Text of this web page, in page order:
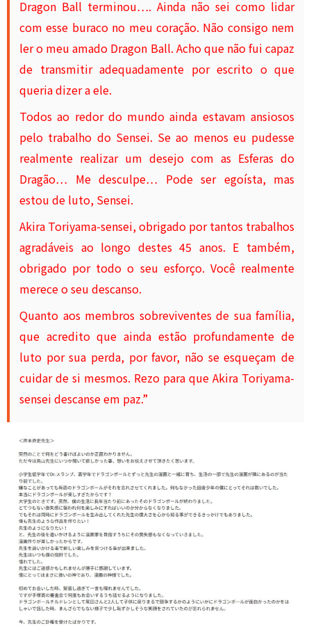
Dragon Ball terminou…. Ainda não sei como lidar
com esse buraco no meu coração. Não consigo nem
ler o meu amado Dragon Ball. Acho que não fui capaz
de transmitir adequadamente por escrito o que
queria dizer a ele.
Todos ao redor do mundo ainda estavam ansiosos
pelo trabalho do Sensei. Se ao menos eu pudesse
realmente realizar um desejo com as Esferas do
Dragão… Me desculpe… Pode ser egoísta, mas
estou de luto, Sensei.
Akira Toriyama-sensei, obrigado por tantos trabalhos
agradáveis ao longo destes 45 anos. E também,
obrigado por todo o seu esforço. Você realmente
merece o seu descanso.
Quanto aos membros sobreviventes de sua família,
que acredito que ainda estão profundamente de
luto por sua perda, por favor, não se esqueçam de
cuidar de si mesmos. Rezo para que Akira Toriyama-
sensei descanse em paz.”